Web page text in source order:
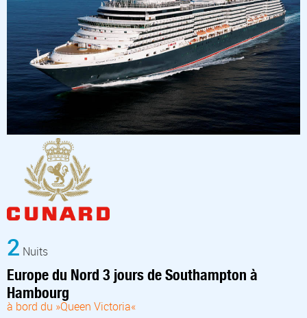
2 Nuits
Europe du Nord 3 jours de Southampton à
Hambourg
à bord du »Queen Victoria«